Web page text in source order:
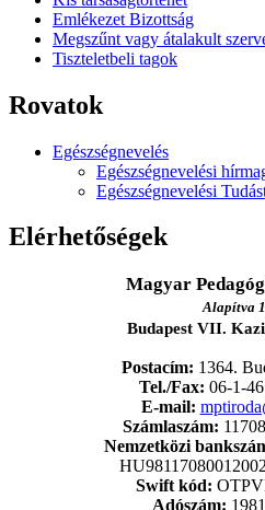
Emlékezet Bizottság
Megszűnt vagy átalakult
Tiszteletbeli tagok
Rovatok
Egészségnevelés
Egészségnevelési
Egészségnevelési
Elérhetőségek
Magyar
Alapítva
Budapest VII.
Postacím: 1364.
Tel./Fax: 06-1-
E-mail:
Számlaszám:
Nemzetközi
Swift kód:
Adószám: